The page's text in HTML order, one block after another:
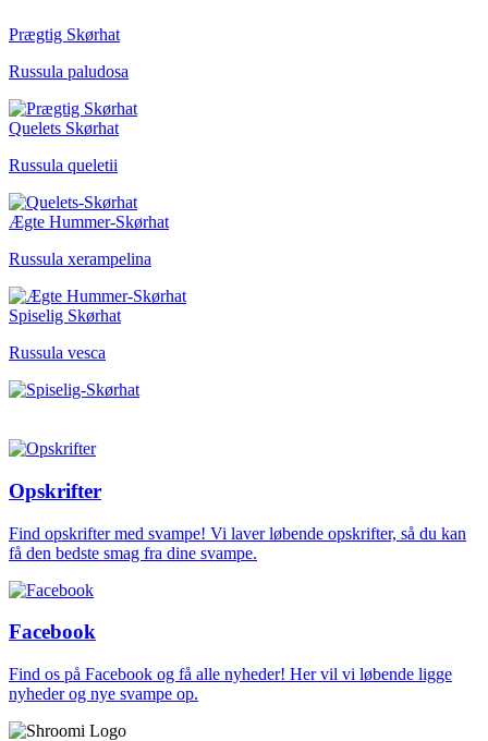
Prægtig Skørhat
Russula paludosa
Quelets Skørhat
Russula queletii
Ægte Hummer-Skørhat
Russula xerampelina
Spiselig Skørhat
Russula vesca
Opskrifter
Find opskrifter med svampe! Vi laver løbende opskrifter, så du kan
få den bedste smag fra dine svampe.
Facebook
Find os på Facebook og få alle nyheder! Her vil vi løbende ligge
nyheder og nye svampe op.